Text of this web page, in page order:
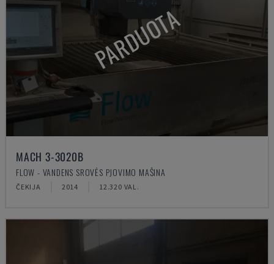
PARDUOTA
MACH 3-3020B
FLOW - VANDENS SROVĖS PJOVIMO MAŠINA
ČEKIJA 2014 12.320 VAL.